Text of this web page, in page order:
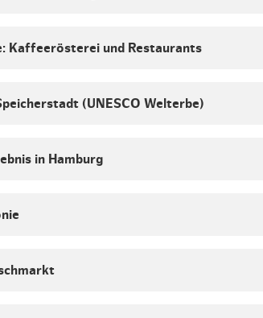
Kaffeerösterei und Restaurants
(UNESCO Welterbe)
in Hamburg